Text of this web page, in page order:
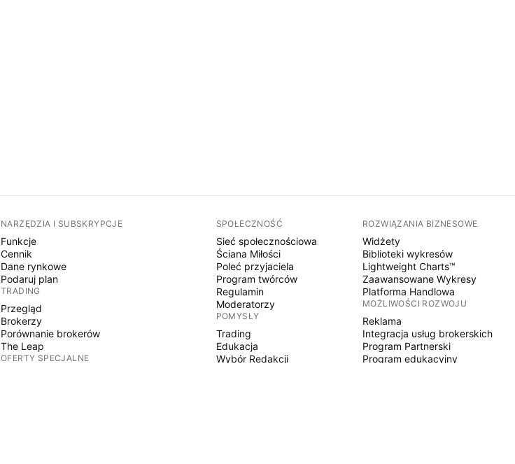
NARZĘDZIA I SUBSKRYPCJE
Funkcje
Cennik
Dane rynkowe
Podaruj plan
TRADING
Przegląd
Brokerzy
Porównanie brokerów
The Leap
OFERTY SPECJALNE
SPOŁECZNOŚĆ
Sieć społecznościowa
Ściana Miłości
Poleć przyjaciela
Program twórców
Regulamin
Moderatorzy
POMYSŁY
Trading
Edukacja
Wybór Redakcji
ROZWIĄZANIA BIZNESOWE
Widżety
Biblioteki wykresów
Lightweight Charts™
Zaawansowane Wykresy
Platforma Handlowa
MOŻLIWOŚCI ROZWOJU
Reklama
Integracja usług brokerskich
Program Partnerski
Program edukacyjny